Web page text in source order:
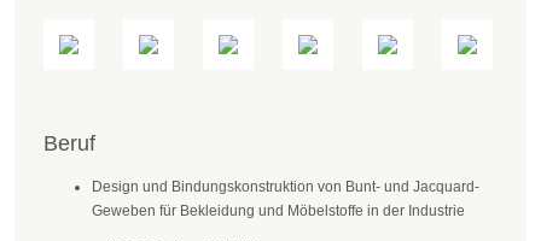
Beruf
Design und Bindungskonstruktion von Bunt- und Jacquard-
Geweben für Bekleidung und Möbelstoffe in der Industrie